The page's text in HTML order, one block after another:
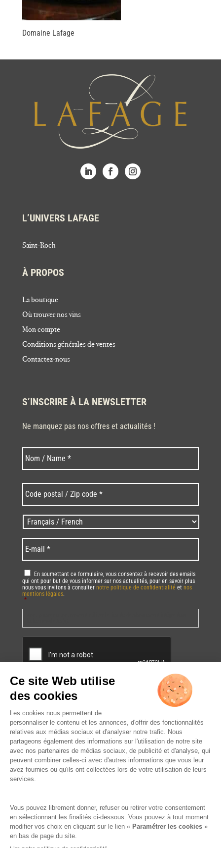
Domaine Lafage
L’UNIVERS LAFAGE
Saint-Roch
À PROPOS
La boutique
Où trouver nos vins
Mon compte
Conditions générales de ventes
Contactez-nous
S’INSCRIRE À LA NEWSLETTER
Ne manquez pas nos offres et actualités !
Nom * Nom
postal
/
Zip
code
* *
Langues
/
Language *
mail *
RGPD *
En soumettant ce formulaire, vous consentez à recevoir des emails
qui ont pour but de vous informer sur nos actualités, pour en savoir plus
nous vous invitons à consulter notre politique de confidentialité et nos
mentions légales.
*
MODÉRATION.
Famille Lafage
RGPD – Politique de confidentialité